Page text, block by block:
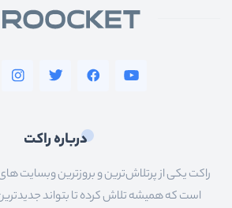
درباره راکت
راکت یکی از پرتلاش‌ترین و بروزترین وبسایت
است که همیشه تلاش کرده تا بتواند